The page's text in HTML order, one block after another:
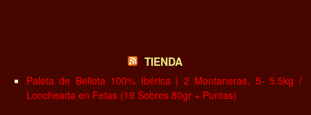
TIENDA
Paleta de Bellota 100% Ibérica | 2 Montaneras, 5- 5.5kg /
Loncheada en Fetas (19 Sobres 80gr + Puntas)